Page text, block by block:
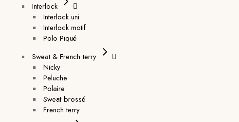
Interlock
Interlock uni
Interlock motif
Polo Piqué
Sweat & French terry
Nicky
Peluche
Polaire
Sweat brossé
French terry